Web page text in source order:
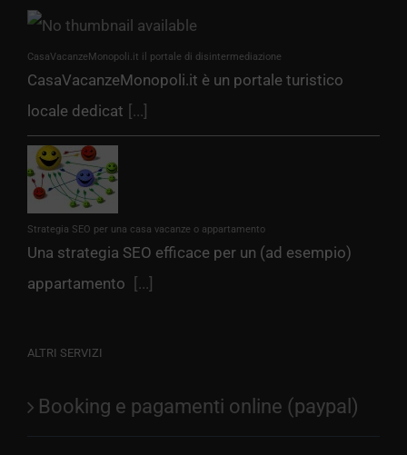
CasaVacanzeMonopoli.it il portale di disintermediazione
CasaVacanzeMonopoli.it è un portale turistico
locale dedicat [...]
Strategia SEO per una casa vacanze o appartamento
Una strategia SEO efficace per un (ad esempio)
appartamento
[...]
ALTRI SERVIZI
Booking e pagamenti online (paypal)